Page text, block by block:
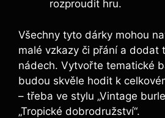
rozproudit hru.
Všechny tyto dárky mohou
malé vzkazy či přání a dodat
nádech. Vytvořte tematické
budou skvěle hodit k
– třeba ve stylu „Vintage
„Tropické dobrodružství“.